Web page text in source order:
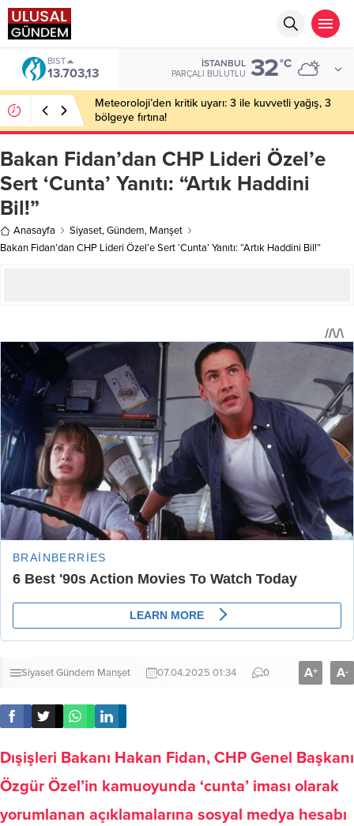
BIST
13.703,13
İSTANBUL
PARÇALI BULUTLU 32°C
Meteoroloji’den kritik uyarı: 3 ile kuvvetli yağış, 3
bölgeye fırtına!
Bakan Fidan’dan CHP Lideri Özel’e
Sert ‘Cunta’ Yanıtı: “Artık Haddini
Bil!”
Anasayfa Siyaset,Gündem, Manşet
Bakan Fidan’dan CHP Lideri Özel’e Sert ‘Cunta’ Yanıtı: “Artık Haddini Bil!”
SiyasetGündem Manşet 07.04.2025 01:34 0 A+ A-
Dışişleri Bakanı Hakan Fidan, CHP Genel Başkanı
Özgür Özel’in kamuoyunda ‘cunta’ iması olarak
yorumlanan açıklamalarına sosyal medya hesabı